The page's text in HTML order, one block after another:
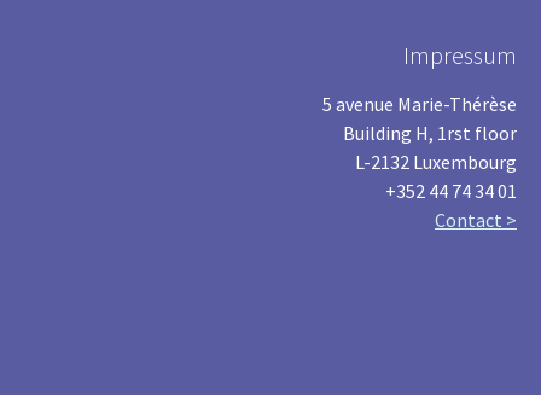
Impressum
5 avenue Marie-Thérèse
Building H, 1rst floor
L-2132 Luxembourg
+352 44 74 34 01
Contact >